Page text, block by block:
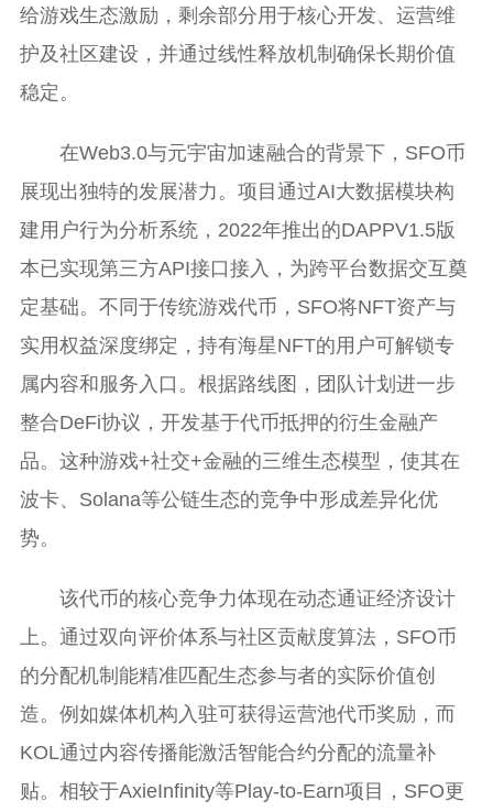
给游戏生态激励，剩余部分用于核心开发、运营维
护及社区建设，并通过线性释放机制确保长期价值
稳定。
在Web3.0与元宇宙加速融合的背景下，SFO币
展现出独特的发展潜力。项目通过AI大数据模块构
建用户行为分析系统，2022年推出的DAPPV1.5版
本已实现第三方API接口接入，为跨平台数据交互奠
定基础。不同于传统游戏代币，SFO将NFT资产与
实用权益深度绑定，持有海星NFT的用户可解锁专
属内容和服务入口。根据路线图，团队计划进一步
整合DeFi协议，开发基于代币抵押的衍生金融产
品。这种游戏+社交+金融的三维生态模型，使其在
波卡、Solana等公链生态的竞争中形成差异化优
势。
该代币的核心竞争力体现在动态通证经济设计
上。通过双向评价体系与社区贡献度算法，SFO币
的分配机制能精准匹配生态参与者的实际价值创
造。例如媒体机构入驻可获得运营池代币奖励，而
KOL通过内容传播能激活智能合约分配的流量补
贴。相较于AxieInfinity等Play-to-Earn项目，SFO更